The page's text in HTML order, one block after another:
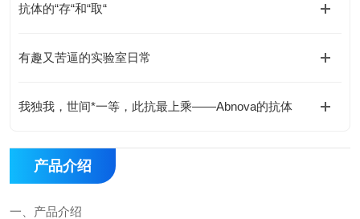
抗体的“存“和“取“
有趣又苦逼的实验室日常
我独我，世间*一等，此抗最上乘——Abnova的抗体
产品介绍
一、产品介绍